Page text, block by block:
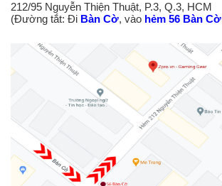
212/95 Nguyễn Thiện Thuật, P.3, Q.3, HCM
(Đường tắt: Đi Bàn Cờ, vào hẻm 56 Bàn Cờ